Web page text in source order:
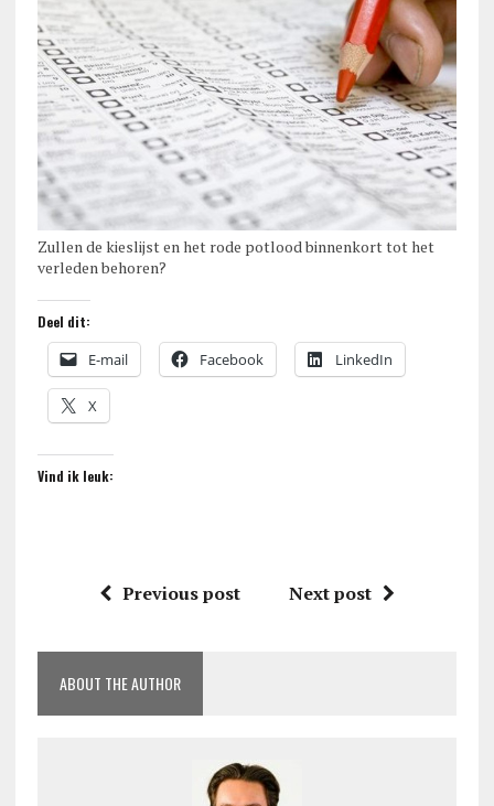
Zullen de kieslijst en het rode potlood binnenkort tot het
verleden behoren?
Deel dit:
E-mail Facebook LinkedIn
X
Vind ik leuk:
Previous post Next post
ABOUT THE AUTHOR